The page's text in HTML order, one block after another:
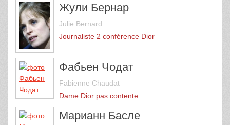
Жули Бернар
Julie Bernard
Journaliste 2 conférence Dior
Фабьен Чодат
Fabienne Chaudat
Dame Dior pas contente
Марианн Басле